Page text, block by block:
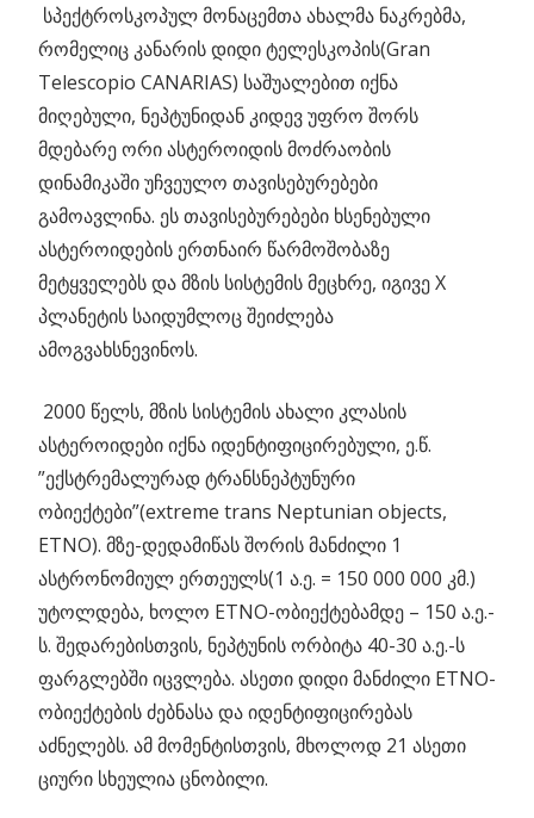
სპექტროსკოპულ მონაცემთა ახალმა ნაკრებმა,
რომელიც კანარის დიდი ტელესკოპის(Gran
Telescopio CANARIAS) საშუალებით იქნა
მიღებული, ნეპტუნიდან კიდევ უფრო შორს
მდებარე ორი ასტეროიდის მოძრაობის
დინამიკაში უჩვეულო თავისებურებები
გამოავლინა. ეს თავისებურებები ხსენებული
ასტეროიდების ერთნაირ წარმოშობაზე
მეტყველებს და მზის სისტემის მეცხრე, იგივე Х
პლანეტის საიდუმლოც შეიძლება
ამოგვახსნევინოს.
2000 წელს, მზის სისტემის ახალი კლასის
ასტეროიდები იქნა იდენტიფიცირებული, ე.წ.
”ექსტრემალურად ტრანსნეპტუნური
ობიექტები”(extreme trans Neptunian objects,
ETNO). მზე-დედამიწას შორის მანძილი 1
ასტრონომიულ ერთეულს(1 ა.ე. = 150 000 000 კმ.)
უტოლდება, ხოლო ETNO-ობიექტებამდე – 150 ა.ე.-
ს. შედარებისთვის, ნეპტუნის ორბიტა 40-30 ა.ე.-ს
ფარგლებში იცვლება. ასეთი დიდი მანძილი ETNO-
ობიექტების ძებნასა და იდენტიფიცირებას
აძნელებს. ამ მომენტისთვის, მხოლოდ 21 ასეთი
ციური სხეულია ცნობილი.